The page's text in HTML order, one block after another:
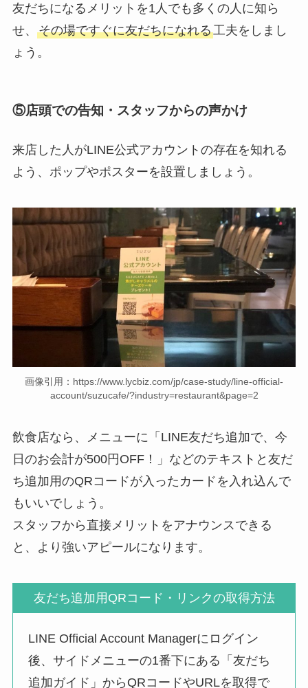
友だちになるメリットを1人でも多くの人に知ら
せ、 その場ですぐに友だちになれる工夫をしまし
ょう。
⑤店頭での告知・スタッフからの声かけ
来店した人がLINE公式アカウントの存在を知れる
よう、ポップやポスターを設置しましょう。
画像引用：https://www.lycbiz.com/jp/case-study/line-official-
account/suzucafe/?industry=restaurant&page=2
飲食店なら、メニューに「LINE友だち追加で、今
日のお会計が500円OFF！」などのテキストと友だ
ち追加用のQRコードが入ったカードを入れ込んで
もいいでしょう。
スタッフから直接メリットをアナウンスできる
と、より強いアピールになります。
友だち追加用QRコード・リンクの取得方法
LINE Official Account Managerにログイン
後、サイドメニューの1番下にある「友だち
追加ガイド」からQRコードやURLを取得で